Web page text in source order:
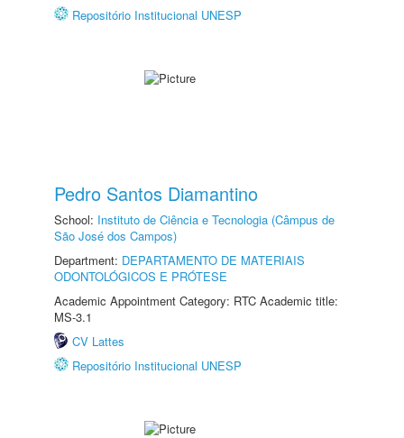
Repositório Institucional UNESP
Pedro Santos Diamantino
School: Instituto de Ciência e Tecnologia (Câmpus de
São José dos Campos)
Department: DEPARTAMENTO DE MATERIAIS
ODONTOLÓGICOS E PRÓTESE
Academic Appointment Category: RTC Academic title:
MS-3.1
CV Lattes
Repositório Institucional UNESP